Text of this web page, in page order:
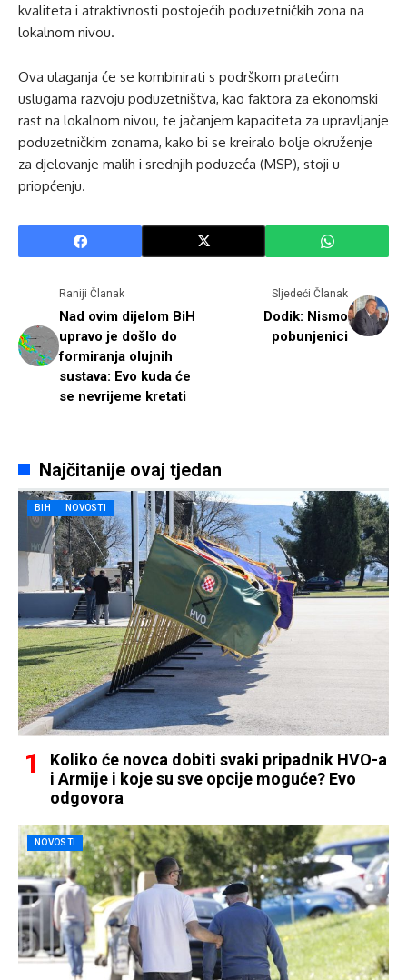
kvaliteta i atraktivnosti postojećih poduzetničkih zona na
lokalnom nivou.
Ova ulaganja će se kombinirati s podrškom pratećim
uslugama razvoju poduzetništva, kao faktora za ekonomski
rast na lokalnom nivou, te jačanjem kapaciteta za upravljanje
poduzetničkim zonama, kako bi se kreiralo bolje okruženje
za djelovanje malih i srednjih poduzeća (MSP), stoji u
priopćenju.
Raniji Članak
Nad ovim dijelom BiH
upravo je došlo do
formiranja olujnih
sustava: Evo kuda će
se nevrijeme kretati
Sljedeći Članak
Dodik: Nismo
pobunjenici
Najčitanije ovaj tjedan
BIH NOVOSTI
Koliko će novca dobiti svaki pripadnik HVO-a
i Armije i koje su sve opcije moguće? Evo
odgovora
NOVOSTI